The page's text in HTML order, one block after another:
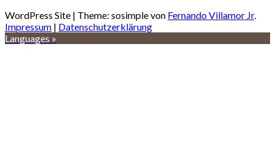
WordPress Site | Theme: sosimple von Fernando Villamor Jr.
Impressum | Datenschutzerklärung
Languages »